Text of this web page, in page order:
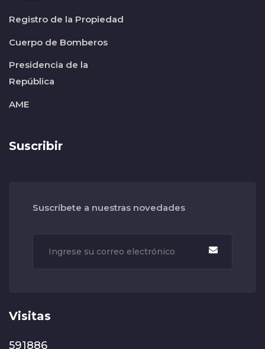
Registro de la Propiedad
Cuerpo de Bomberos
Presidencia de la
República
AME
Suscribir
Suscríbete a nuestras novedades
Visitas
591886